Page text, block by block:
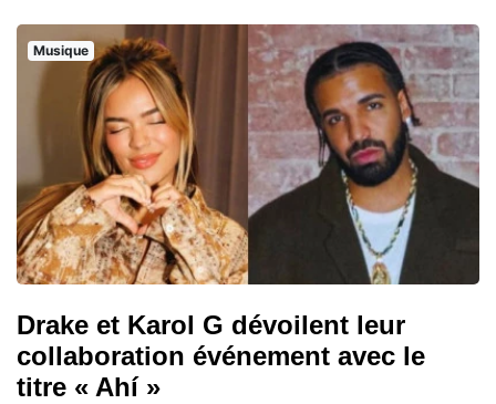
Musique
Drake et Karol G dévoilent leur
collaboration événement avec le
titre « Ahí »